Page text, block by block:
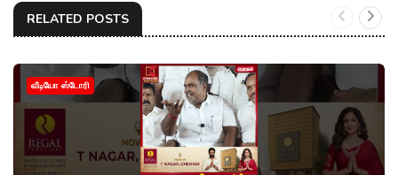
RELATED POSTS
வீடியோ ஸ்டோரி